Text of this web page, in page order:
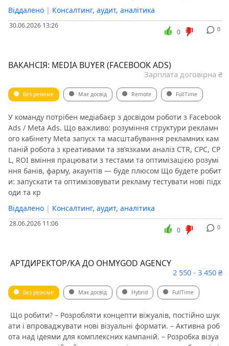
Віддалено | Консалтинг, аудит, аналітика
30.06.2026 13:26 0
0
ВАКАНСІЯ: MEDIA BUYER (FACEBOOK ADS)
Зарплата договірна ₴
Без резюме Має досвід Remote FullTime
У команду потрібен медіабаєр з досвідом роботи з Facebook
Ads / Meta Ads. Що важливо: розуміння структури рекламн
ого кабінету Meta запуск та масштабування рекламних кам
паній робота з креативами та зв’язками аналіз CTR, CPC, CP
L, ROI вміння працювати з тестами та оптимізацією розумі
ння банів, фарму, акаунтів — буде плюсом Що будете робит
и: запускати та оптимізовувати рекламу тестувати нові підх
оди та кр
Віддалено | Консалтинг, аудит, аналітика
28.06.2026 11:06 0
0
️ АРТДИРЕКТОР/КА ДО OHMYGOD AGENCY
2 550 - 3 450 ₴
Без резюме Має досвід Hybrid FullTime
️ Що робити? – Розробляти концепти віжуалів, постійно шук
ати і впроваджувати нові візуальні формати. – Активна роб
ота над ідеями для комплексних кампаній. – Розробка візуа